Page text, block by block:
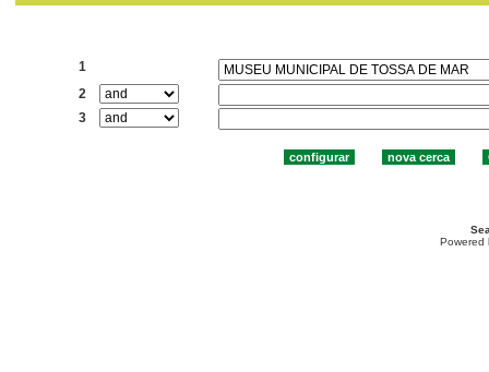
1
2
3
Powered